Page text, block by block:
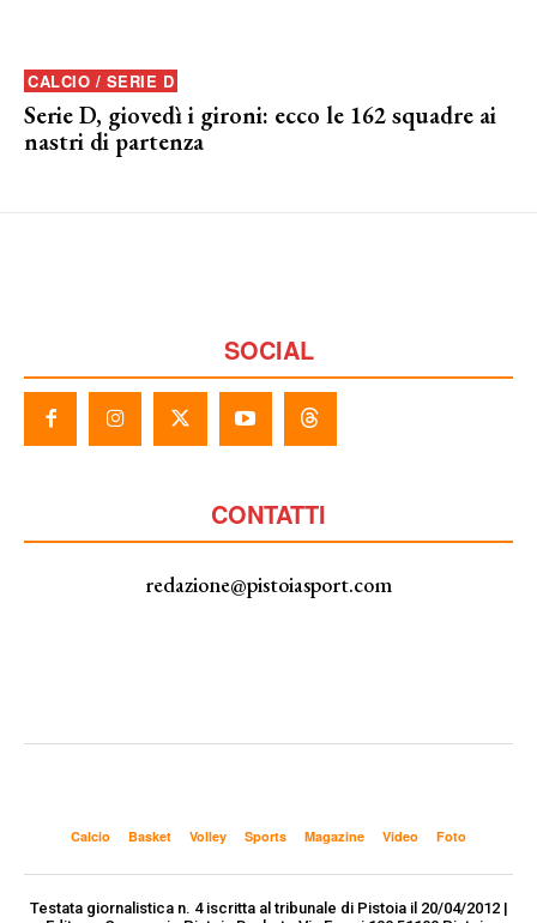
CALCIO / SERIE D
Serie D, giovedì i gironi: ecco le 162 squadre ai
nastri di partenza
SOCIAL
CONTATTI
redazione@pistoiasport.com
Calcio Basket Volley Sports Magazine Video Foto
Testata giornalistica n. 4 iscritta al tribunale di Pistoia il 20/04/2012 |